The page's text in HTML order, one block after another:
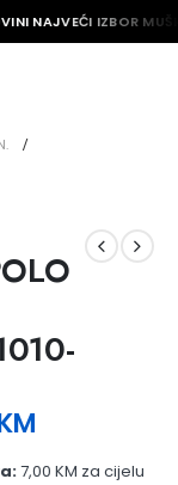
NAJVEĆI IZBOR
7,00 KM za cijelu